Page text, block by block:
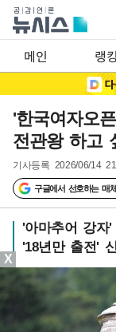
메인 랭킹
'한국여자오
전관왕 하고
기사등록 2026/06/14
구글에서 선호하는 매
'아마추어 강
'18년만 출전'
X